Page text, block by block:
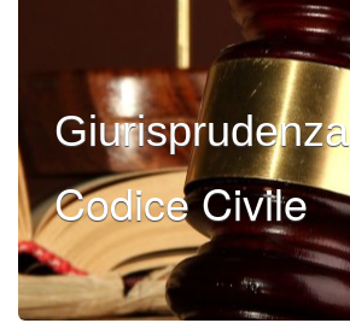
Giurisprudenza
Codice Civile